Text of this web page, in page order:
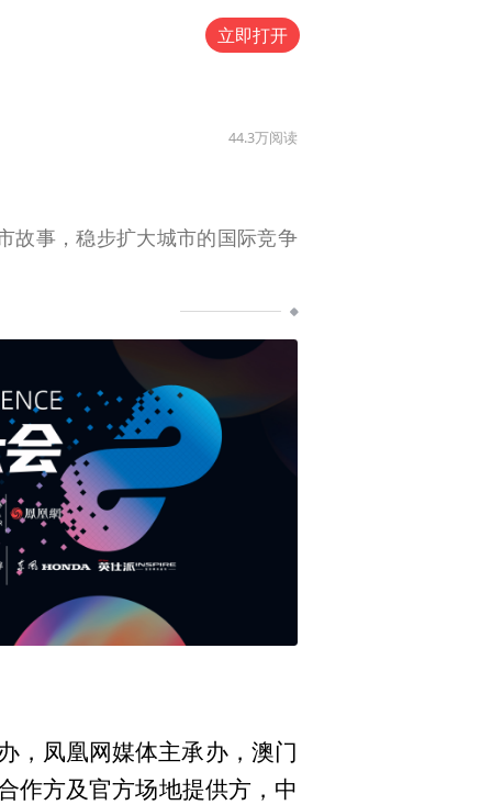
立即打开
44.3万阅读
故事，稳步扩大城市的国际竞争
，凤凰网媒体主承办，澳门
作方及官方场地提供方，中